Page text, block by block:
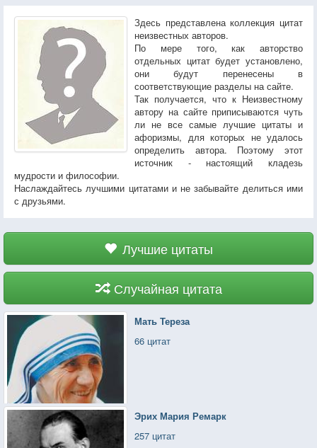
Здесь представлена коллекция цитат
неизвестных авторов.
По мере того, как авторство
отдельных цитат будет установлено,
они будут перенесены в
соответствующие разделы на сайте.
Так получается, что к Неизвестному
автору на сайте приписываются чуть
ли не все самые лучшие цитаты и
афоризмы, для которых не удалось
определить автора. Поэтому этот
источник - настоящий кладезь
мудрости и философии.
Наслаждайтесь лучшими цитатами и не забывайте делиться ими
с друзьями.
Лучшие цитаты
Случайная цитата
Мать Тереза
66 цитат
Эрих Мария Ремарк
257 цитат